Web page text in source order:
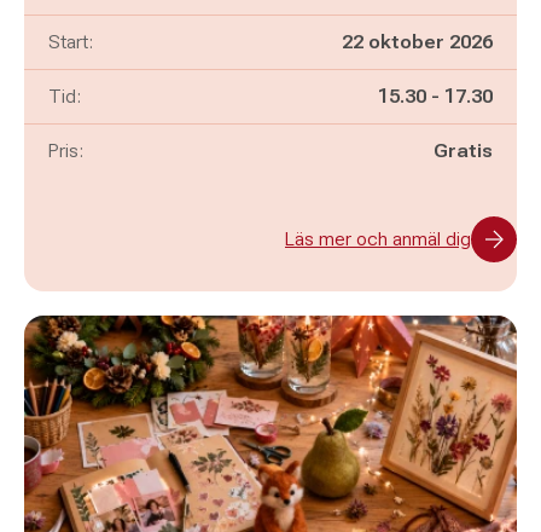
Start: 22 oktober 2026
Tid: Pågår mellan
15.30 - och
17.30
Pris: Gratis
Läs mer och anmäl dig